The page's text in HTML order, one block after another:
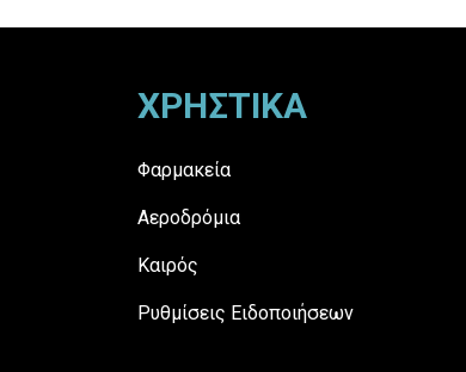
ΧΡΗΣΤΙΚΑ
Φαρμακεία
Αεροδρόμια
Καιρός
Ρυθμίσεις Ειδοποιήσεων